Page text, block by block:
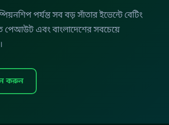
পর্যন্ত সব বড় সাঁতার ইভেন্টে বেটিং
এবং বাংলাদেশের সবচেয়ে
করুন